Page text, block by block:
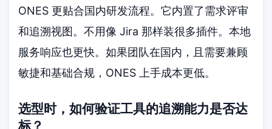
ONES 更贴合国内研发流程。它内置了需求评审
和追溯视图。不用像 Jira 那样装很多插件。本地
服务响应也更快。如果团队在国内，且需要兼顾
敏捷和基础合规，ONES 上手成本更低。
选型时，如何验证工具的追溯能力是否达
标？